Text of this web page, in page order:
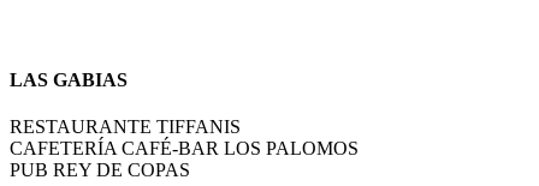
LAS GABIAS
RESTAURANTE TIFFANIS
CAFETERÍA CAFÉ-BAR LOS PALOMOS
PUB REY DE COPAS